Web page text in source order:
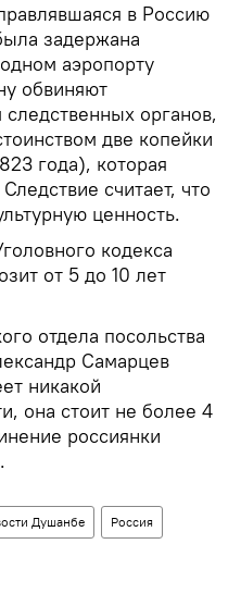
в Россию
задержана
аэропорту
обвиняют
органов,
две копейки
года), которая
считает, что
ценность.
кодекса
от 5 до 10 лет
отдела посольства
Самарцев
никакой
она стоит не более 4
россиянки
Душанбе Россия